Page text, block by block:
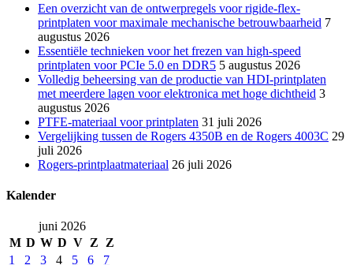
Een overzicht van de ontwerpregels voor rigide-flex-
printplaten voor maximale mechanische betrouwbaarheid 7
augustus 2026
Essentiële technieken voor het frezen van high-speed
printplaten voor PCIe 5.0 en DDR5 5 augustus 2026
Volledig beheersing van de productie van HDI-printplaten
met meerdere lagen voor elektronica met hoge dichtheid 3
augustus 2026
PTFE-materiaal voor printplaten 31 juli 2026
Vergelijking tussen de Rogers 4350B en de Rogers 4003C 29
juli 2026
Rogers-printplaatmateriaal 26 juli 2026
Kalender
juni 2026
M D W D V Z
Z
1
2 3 4 5 6
7